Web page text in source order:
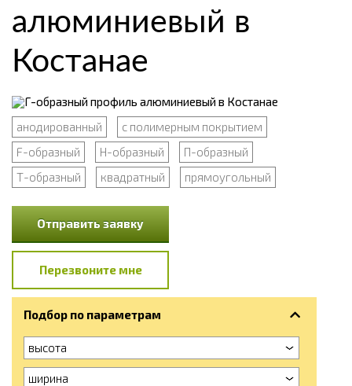
алюминиевый в
Костанае
анодированный
с полимерным покрытием
F-образный
Н-образный
П-образный
Т-образный
квадратный прямоугольный
Отправить заявку
Перезвоните мне
Подбор по параметрам
высота
ширина